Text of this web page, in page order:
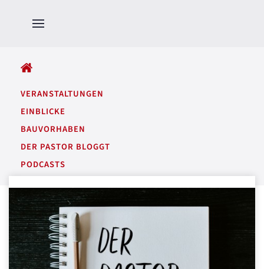
VERANSTALTUNGEN
EINBLICKE
BAUVORHABEN
DER PASTOR BLOGGT
PODCASTS